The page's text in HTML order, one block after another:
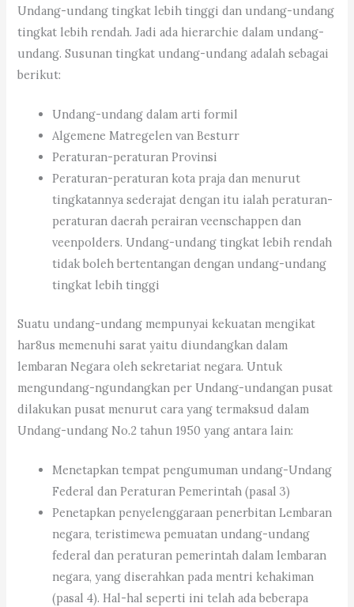
Undang-undang tingkat lebih tinggi dan undang-undang
tingkat lebih rendah. Jadi ada hierarchie dalam undang-
undang. Susunan tingkat undang-undang adalah sebagai
berikut:
Undang-undang dalam arti formil
Algemene Matregelen van Besturr
Peraturan-peraturan Provinsi
Peraturan-peraturan kota praja dan menurut
tingkatannya sederajat dengan itu ialah peraturan-
peraturan daerah perairan veenschappen dan
veenpolders. Undang-undang tingkat lebih rendah
tidak boleh bertentangan dengan undang-undang
tingkat lebih tinggi
Suatu undang-undang mempunyai kekuatan mengikat
har8us memenuhi sarat yaitu diundangkan dalam
lembaran Negara oleh sekretariat negara. Untuk
mengundang-ngundangkan per Undang-undangan pusat
dilakukan pusat menurut cara yang termaksud dalam
Undang-undang No.2 tahun 1950 yang antara lain:
Menetapkan tempat pengumuman undang-Undang
Federal dan Peraturan Pemerintah (pasal 3)
Penetapkan penyelenggaraan penerbitan Lembaran
negara, teristimewa pemuatan undang-undang
federal dan peraturan pemerintah dalam lembaran
negara, yang diserahkan pada mentri kehakiman
(pasal 4). Hal-hal seperti ini telah ada beberapa